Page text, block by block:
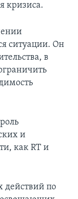
кризиса.
ситуации. Он
в
и
как RT и
действий по